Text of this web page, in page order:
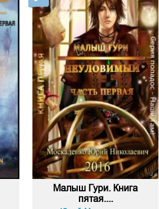
Малыш Гури. Книга
пятая....